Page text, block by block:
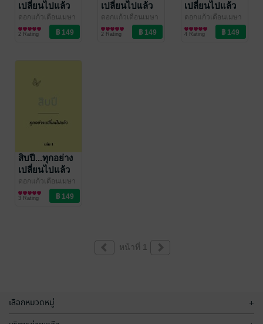
เปลี่ยนไปแล้ว
เล่ม 4 (จบ)
ดอกแก้วเดือนเมษา
นิยายรักจีนโบราณ
2 Rating
เปลี่ยนไปแล้ว
เล่ม 3
ดอกแก้วเดือนเมษา
นิยายรักจีนโบราณ
2 Rating
เปลี่ยนไปแล้ว
เล่ม 2
ดอกแก้วเดือนเมษา
นิยายรักจีนโบราณ
4 Rating
สิบปี...ทุกอย่าง
เปลี่ยนไปแล้ว
เล่ม 1
ดอกแก้วเดือนเมษา
นิยายรักจีนโบราณ
3 Rating
หน้าที่ 1
เลือกหมวดหมู่ +